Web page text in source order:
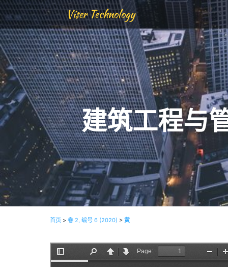
Viser Technology
建筑工程与
首页 > 卷 2, 编号 6 (2020) > 黄